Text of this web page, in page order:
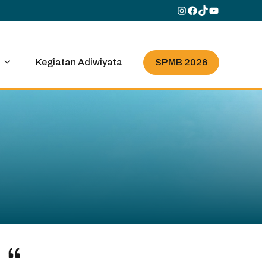
Instagram
Facebook
TikTok
YouTube
Kegiatan Adiwiyata SPMB 2026